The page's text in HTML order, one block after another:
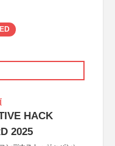
HACK
2025